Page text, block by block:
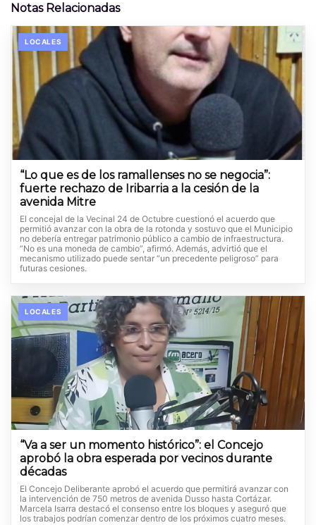
Notas Relacionadas
LOCALES
“Lo que es de los ramallenses no se negocia”:
fuerte rechazo de Iribarria a la cesión de la
avenida Mitre
El concejal de la Vecinal 24 de Octubre cuestionó el acuerdo que
permitió avanzar con la obra de la rotonda y sostuvo que el Municipio
no debería entregar patrimonio público a cambio de infraestructura.
“No es una moneda de cambio”, afirmó. Además, advirtió que el
mecanismo utilizado puede sentar “un precedente peligroso” para
futuras cesiones.
LOCALES
“Va a ser un momento histórico”: el Concejo
aprobó la obra esperada por vecinos durante
décadas
El Concejo Deliberante aprobó el acuerdo que permitirá avanzar con
la intervención de 750 metros de avenida Dusso hasta Cortázar.
Marcela Isarra destacó el consenso entre los bloques y aseguró que
los trabajos podrían comenzar dentro de los próximos cuatro meses.